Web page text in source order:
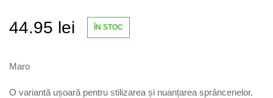
44.95 lei ÎN STOC
Maro
O variantă ușoară pentru stilizarea și nuanțarea sprâncenelor.